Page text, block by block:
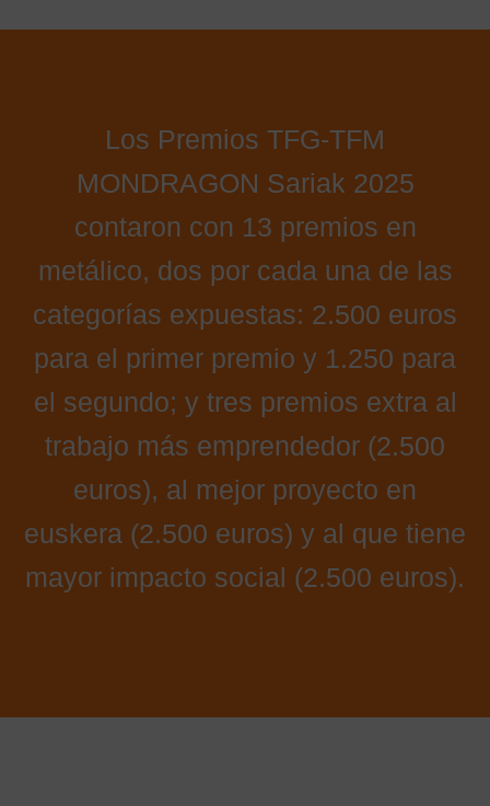
Los Premios TFG-TFM
MONDRAGON Sariak 2025
contaron con 13 premios en
metálico, dos por cada una de las
categorías expuestas: 2.500 euros
para el primer premio y 1.250 para
el segundo; y tres premios extra al
trabajo más emprendedor (2.500
euros), al mejor proyecto en
euskera (2.500 euros) y al que tiene
mayor impacto social (2.500 euros).